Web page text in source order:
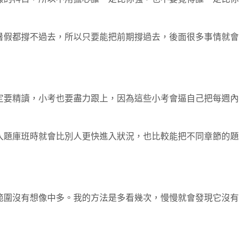
都撐不過去，所以只要能把前期撐過去，後面很多事情就會
精讀，小考也要盡力跟上，因為這些小考會逼自己把每週內
庫班時就會比別人更快進入狀況，也比較能把不同章節的題
沒有想像中多。我的方法是多看幾次，慢慢就會發現它沒有